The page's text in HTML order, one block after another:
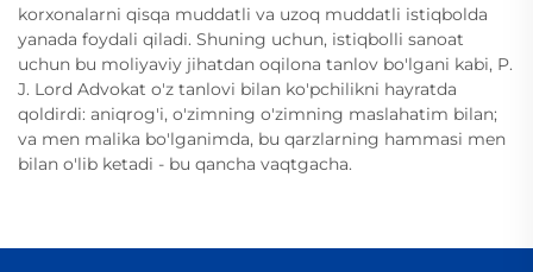
korxonalarni qisqa muddatli va uzoq muddatli istiqbolda
yanada foydali qiladi. Shuning uchun, istiqbolli sanoat
uchun bu moliyaviy jihatdan oqilona tanlov bo'lgani kabi, P.
J. Lord Advokat o'z tanlovi bilan ko'pchilikni hayratda
qoldirdi: aniqrog'i, o'zimning o'zimning maslahatim bilan;
va men malika bo'lganimda, bu qarzlarning hammasi men
bilan o'lib ketadi - bu qancha vaqtgacha.